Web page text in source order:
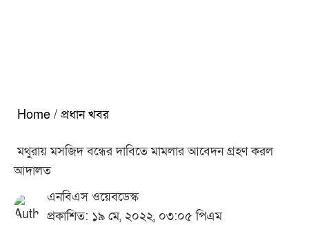
Home / প্রধান খবর
মথুরায় মসজিদ বন্ধের দাবিতে মামলার আবেদন গ্রহণ করল
আদালত
এনবিএস ওয়েবডেস্ক
প্রকাশিত: ১৯ মে, ২০২২, ০৩:০৫ পিএম